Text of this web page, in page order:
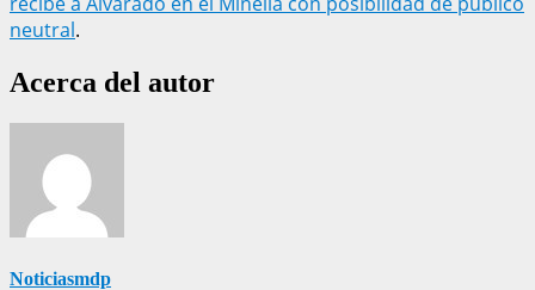
neutral.
Acerca del autor
Noticiasmdp